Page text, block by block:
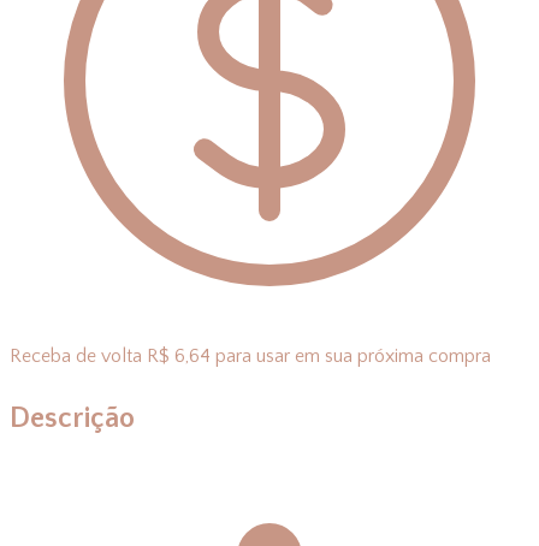
Receba de volta R$ 6,64 para usar em sua próxima compra
Descrição